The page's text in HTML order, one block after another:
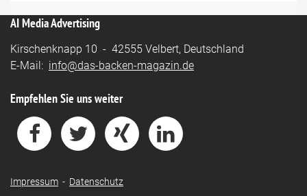
AI Media Advertising
Kirschenknapp 10 - 42555 Velbert, Deutschland
E-Mail: info@das-backen-magazin.de
Empfehlen Sie uns weiter
Impressum - Datenschutz